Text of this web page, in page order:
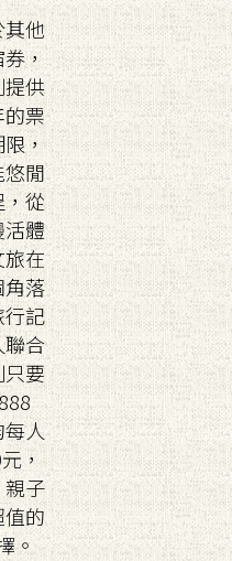
其他
，
供
票
限，
閒
，從
體
在
落
行記
合
要
人
，
子
值的
。